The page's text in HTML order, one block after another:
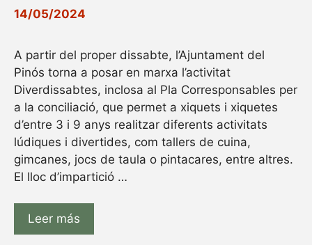
14/05/2024
A partir del proper dissabte, l’Ajuntament del
Pinós torna a posar en marxa l’activitat
Diverdissabtes, inclosa al Pla Corresponsables per
a la conciliació, que permet a xiquets i xiquetes
d’entre 3 i 9 anys realitzar diferents activitats
lúdiques i divertides, com tallers de cuina,
gimcanes, jocs de taula o pintacares, entre altres.
El lloc d’impartició …
Leer más